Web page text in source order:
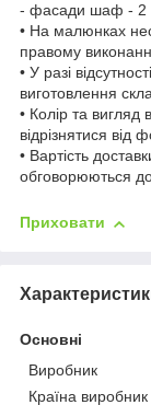
- фасади шаф - 2
• На малюнках
правому
• У разі
виготовлення
• Колір та
відрізнятися від
• Вартість
обговорюються
Приховати
Основні
Виробник
Країна виробник